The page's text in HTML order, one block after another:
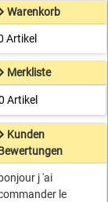
Warenkorb
Artikel
Merkliste
Artikel
Kunden
bonjour j 'ai
le